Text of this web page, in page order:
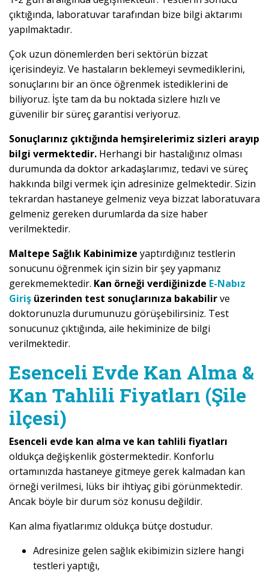
çıktığında, laboratuvar tarafından bize bilgi aktarımı
yapılmaktadır.
Çok uzun dönemlerden beri sektörün bizzat
içerisindeyiz. Ve hastaların beklemeyi sevmediklerini,
sonuçlarını bir an önce öğrenmek istediklerini de
biliyoruz. İşte tam da bu noktada sizlere hızlı ve
güvenilir bir süreç garantisi veriyoruz.
Sonuçlarınız çıktığında hemşirelerimiz sizleri arayıp
bilgi vermektedir. Herhangi bir hastalığınız olması
durumunda da doktor arkadaşlarımız, tedavi ve süreç
hakkında bilgi vermek için adresinize gelmektedir. Sizin
tekrardan hastaneye gelmeniz veya bizzat laboratuvara
gelmeniz gereken durumlarda da size haber
verilmektedir.
Maltepe Sağlık Kabinimize yaptırdığınız testlerin
sonucunu öğrenmek için sizin bir şey yapmanız
gerekmemektedir. Kan örneği verdiğinizde E-Nabız
Giriş üzerinden test sonuçlarınıza bakabilirve
doktorunuzla durumunuzu görüşebilirsiniz. Test
sonucunuz çıktığında, aile hekiminize de bilgi
verilmektedir.
Esenceli Evde Kan Alma &
Kan Tahlili Fiyatları (Şile
ilçesi)
Esenceli evde kan alma ve kan tahlili fiyatları
oldukça değişkenlik göstermektedir. Konforlu
ortamınızda hastaneye gitmeye gerek kalmadan kan
örneği verilmesi, lüks bir ihtiyaç gibi görünmektedir.
Ancak böyle bir durum söz konusu değildir.
Kan alma fiyatlarımız oldukça bütçe dostudur.
Adresinize gelen sağlık ekibimizin sizlere hangi
testleri yaptığı,